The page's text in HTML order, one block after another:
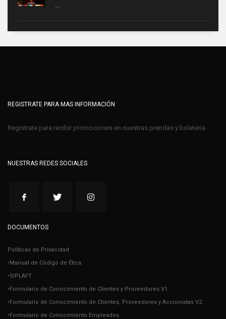
...
REGISTRATE PARA MAS INFORMACIÓN
Registrate para recibir promociones en nuestras prendas y boleteria
NUESTRAS REDES SOCIALES
DOCUMENTOS
Políticas de Privacidad
•Manual de Código de Ética.
•SIPLAFT.
•Formulario de Conocimiento de Clientes y Proveedores V1.
•Formulario de Conocimiento de Clientes, Proveedores y Accionistas V2.
•Formulario de Conocimiento Empleados.